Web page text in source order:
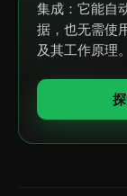
集成：它能自
据，也无需使
及其工作原理。